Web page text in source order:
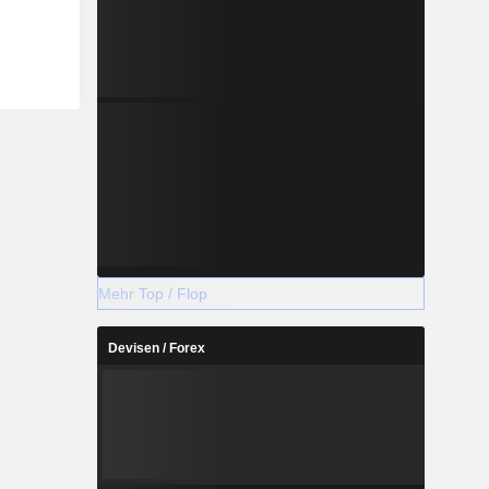
Mehr Top / Flop
Devisen / Forex